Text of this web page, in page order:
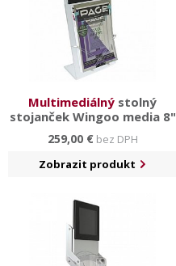
Multimediálný stolný
stojanček Wingoo media 8"
259,00 €bez DPH
Zobrazit produkt